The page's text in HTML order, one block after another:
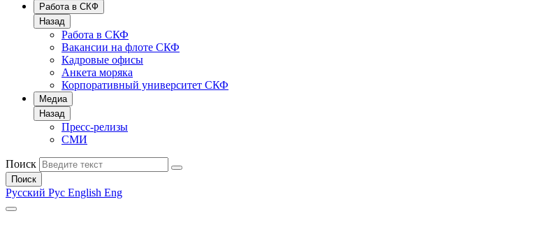
Работа в СКФ
Назад
Работа в СКФ
Вакансии на флоте СКФ
Кадровые офисы
Анкета моряка
Корпоративный университет СКФ
Медиа
Назад
Пресс-релизы
СМИ
Поиск
Поиск
Русский Рус English Eng